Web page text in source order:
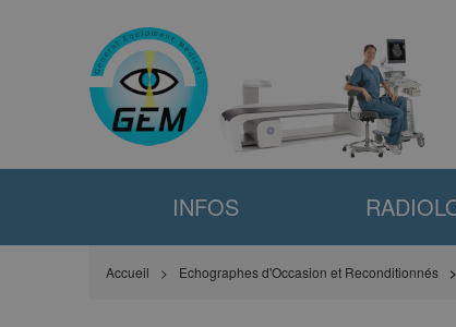
INFOS
Accueil Echographes d'Occasion et Reconditionnés